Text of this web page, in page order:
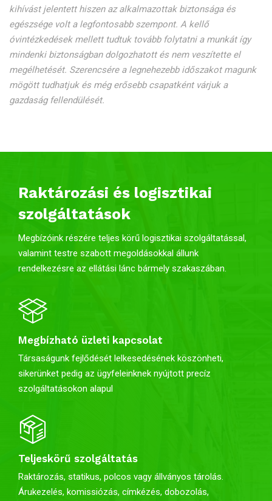
kihívást jelentett hiszen az alkalmazottak biztonsága és
egészsége volt a legfontosabb szempont. A kellő
óvintézkedések mellett tudtuk tovább folytatni a munkát így
mindenki biztonságban dolgozhatott és nem veszítette el
megélhetését. Szerencsére a legnehezebb időszakot magunk
mögött tudhatjuk és még erősebb csapatként várjuk a
gazdaság fellendülését.
Raktározási és logisztikai
szolgáltatások
Megbízóink részére teljes körű logisztikai szolgáltatással,
valamint testre szabott megoldásokkal állunk
rendelkezésre az ellátási lánc bármely szakaszában.
Megbízható üzleti kapcsolat
Társaságunk fejlődését lelkesedésének köszönheti,
sikerünket pedig az ügyfeleinknek nyújtott precíz
szolgáltatásokon alapul
Teljeskörű szolgáltatás
Raktározás, statikus, polcos vagy állványos tárolás.
Árukezelés, komissiózás, címkézés, dobozolás,